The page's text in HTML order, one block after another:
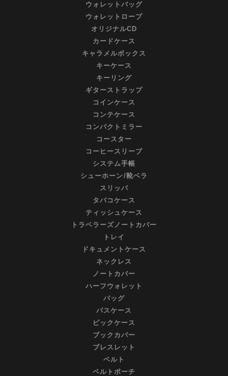
ウォレットバッグ
ウォレットロープ
オリジナルCD
カードケース
キャラメルボックス
キーケース
キーリング
ギターストラップ
コインケース
コンテケース
コンパクトミラー
コースター
コーヒースリーブ
システム手帳
シューホーン/靴ベラ
スリッパ
タバコケース
ティッシュケース
トラベラーズノートカバー
トレイ
ドキュメントケース
ネックレス
ノートカバー
ハーフウォレット
バッグ
パスケース
ピックケース
ブックカバー
ブレスレット
ベルト
ベルトポーチ